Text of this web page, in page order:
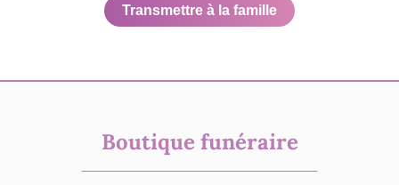
Transmettre à la famille
Boutique funéraire